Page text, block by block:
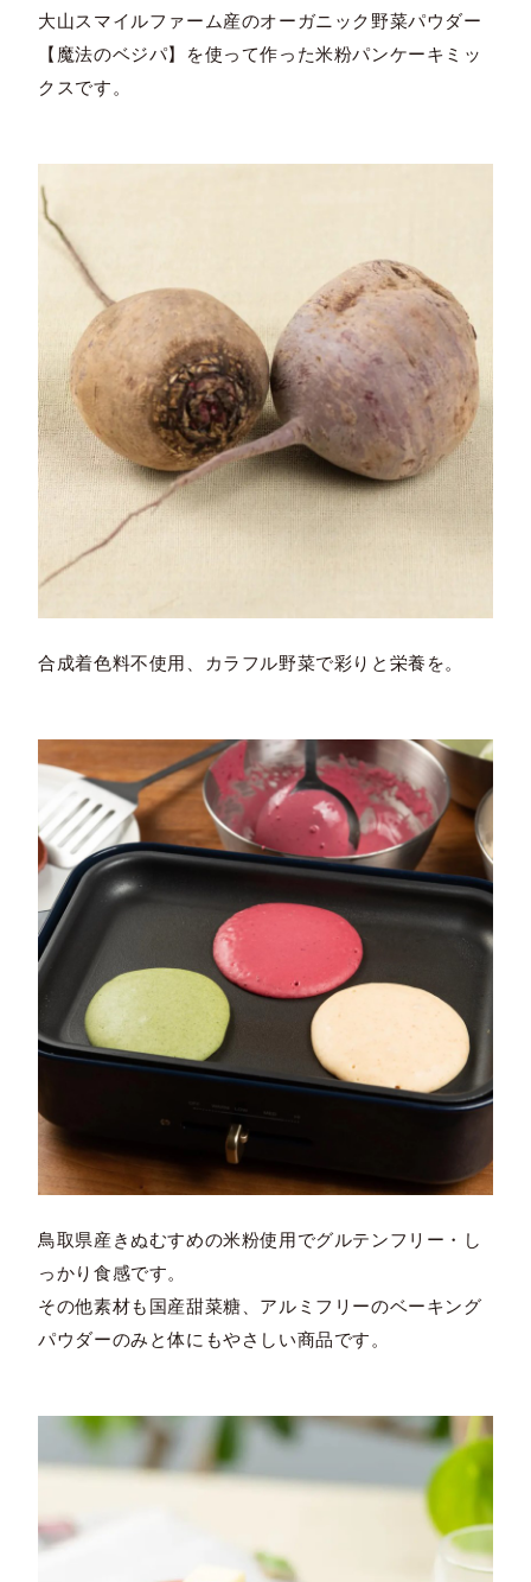
大山スマイルファーム産のオーガニック野菜パウダー
【魔法のベジパ】を使って作った米粉パンケーキミッ
クスです。
合成着色料不使用、カラフル野菜で彩りと栄養を。
鳥取県産きぬむすめの米粉使用でグルテンフリー・し
っかり食感です。
その他素材も国産甜菜糖、アルミフリーのベーキング
パウダーのみと体にもやさしい商品です。